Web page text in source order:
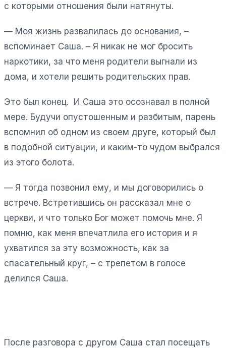
с которыми отношения были натянуты.
— Моя жизнь развалилась до основания, –
вспоминает Саша. – Я никак не мог бросить
наркотики, за что меня родители выгнали из
дома, и хотели решить родительских прав.
Это был конец. И Саша это осознавал в полной
мере. Будучи опустошенным и разбитым, парень
вспомнил об одном из своем друге, который был
в подобной ситуации, и каким-то чудом выбрался
из этого болота.
— Я тогда позвонил ему, и мы договорились о
встрече. Встретившись он рассказал мне о
церкви, и что только Бог может помочь мне. Я
помню, как меня впечатлила его история и я
ухватился за эту возможность, как за
спасательный круг, – с трепетом в голосе
делился Саша.
После разговора с другом Саша стал посещать